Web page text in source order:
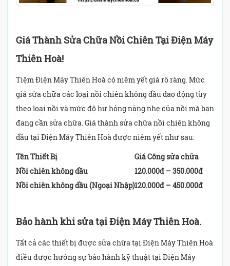
Giá Thành Sửa Chữa Nồi Chiên Tại Điện Máy
Thiên Hoà!
Tiệm Điện Máy Thiên Hoà có niêm yết giá rõ ràng. Mức
giá sửa chữa các loại nồi chiên không dầu dao động tùy
theo loại nồi và mức độ hư hỏng nặng nhẹ của nồi mà bạn
đang cần sửa chữa. Giá thành sửa chữa nồi chiên không
dầu tại Điện Máy Thiên Hoà được niêm yết như sau:
Tên Thiết Bị
Giá Công sửa chữa
Nồi chiên không dầu
120.000đ – 350.000đ
Nồi chiên không dầu (Ngoại Nhập)120.000đ – 450.000đ
Bảo hành khi sửa tại Điện Máy Thiên Hoà.
Tất cả các thiết bị được sửa chữa tại Điện Máy Thiên Hoà
điều được hưởng sự bảo hành kỹ thuật tại Điện Máy